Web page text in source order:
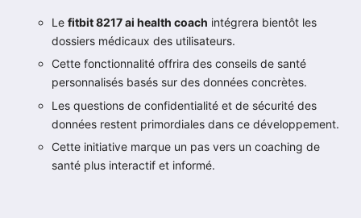
Le fitbit 8217 ai health coach intégrera bientôt les
dossiers médicaux des utilisateurs.
Cette fonctionnalité offrira des conseils de santé
personnalisés basés sur des données concrètes.
Les questions de confidentialité et de sécurité des
données restent primordiales dans ce développement.
Cette initiative marque un pas vers un coaching de
santé plus interactif et informé.